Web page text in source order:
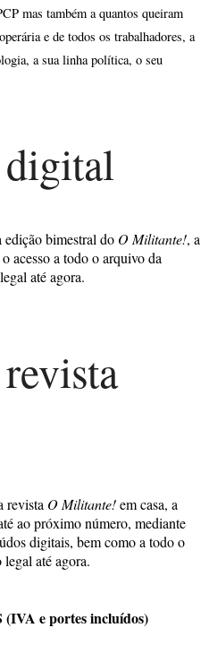
mas também a quantos queiram
e de todos os trabalhadores, a
a sua linha política, o seu
edição bimestral do O Militante!, a
acesso a todo o arquivo da
até agora.
revista O Militante!em casa, a
ao próximo número, mediante
digitais, bem como a todo o
até agora.
e portes incluídos)